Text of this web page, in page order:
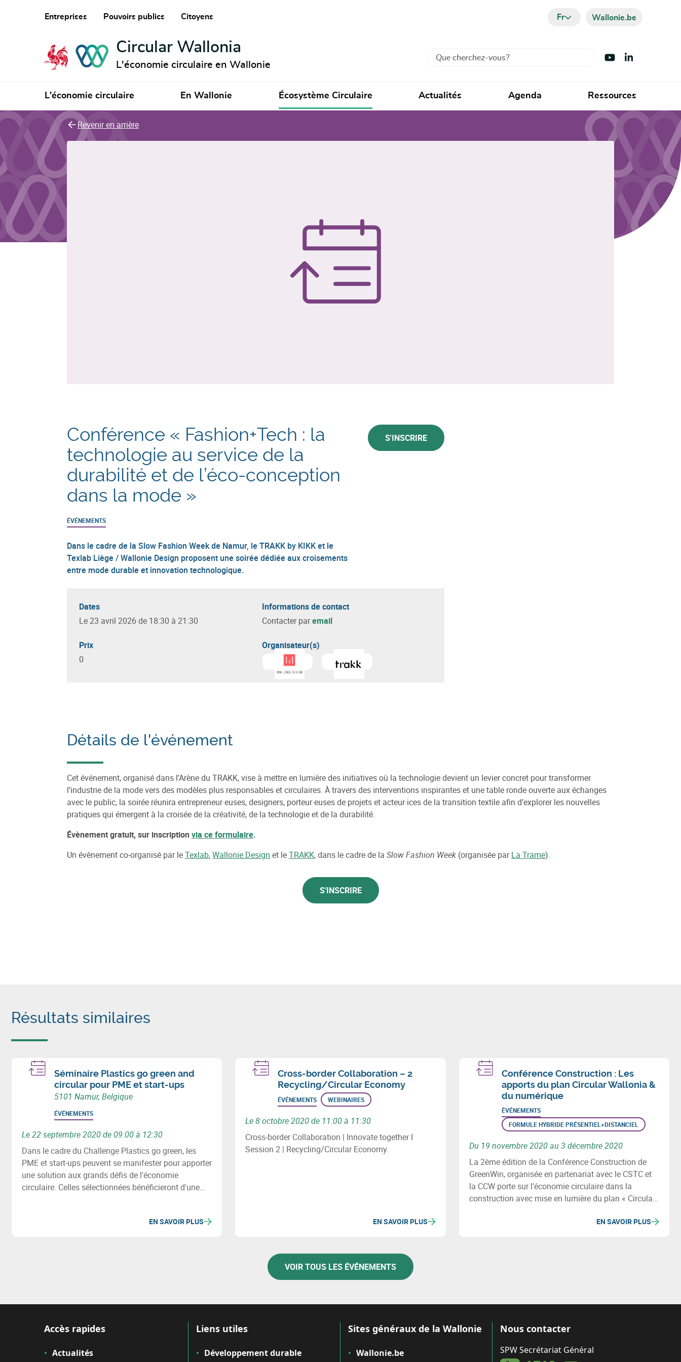
Entreprises Pouvoirs publics Citoyens Fr Wallonie.be
Circular Wallonia
L'économie circulaire en Wallonie
Rechercher Visiter Youtube
Visiter LinkedIn
L'économie circulaire En Wallonie Écosystème Circulaire Actualités Agenda Ressources
Revenir en arrière
Conférence « Fashion+Tech : la
technologie au service de la
durabilité et de l’éco-conception
dans la mode »
S'INSCRIRE
ÉVÉNEMENTS
Dans le cadre de la Slow Fashion Week de Namur, le TRAKK by KIKK et le
Texlab Liège / Wallonie Design proposent une soirée dédiée aux croisements
entre mode durable et innovation technologique.
Dates
Le 23 avril 2026 de 18:30 à 21:30
Informations de contact
Contacter par email
Prix
0
Organisateur(s)
En savoir plus sur
Wallonie Design
Détails de l'événement
Cet événement, organisé dans l’Arène du TRAKK, vise à mettre en lumière des initiatives où la technologie devient un levier concret pour transformer
l’industrie de la mode vers des modèles plus responsables et circulaires. À travers des interventions inspirantes et une table ronde ouverte aux échanges
avec le public, la soirée réunira entrepreneur·euses, designers, porteur·euses de projets et acteur·ices de la transition textile afin d’explorer les nouvelles
pratiques qui émergent à la croisée de la créativité, de la technologie et de la durabilité.
Évènement gratuit, sur inscription via ce formulaire.
Un évènement co-organisé par leTexlab,Wallonie Design et leTRAKK, dans le cadre de la Slow Fashion Week (organisée parLa Trame).
S'INSCRIRE
Résultats similaires
Séminaire Plastics go green and
circular pour PME et start-ups
5101 Namur, Belgique
ÉVÉNEMENTS
Le 22 septembre 2020 de 09:00 à 12:30
Dans le cadre du Challenge Plastics go green, les
PME et start-ups peuvent se manifester pour apporter
une solution aux grands défis de l'économie
circulaire. Celles sélectionnées bénéficieront d'une
EN SAVOIR PLUS
Cross-border Collaboration – 2
Recycling/Circular Economy
ÉVÉNEMENTS WEBINAIRES
Le 8 octobre 2020 de 11:00 à 11:30
Cross-border Collaboration | Innovate together I
Session 2 | Recycling/Circular Economy.
EN SAVOIR PLUS
Conférence Construction : Les
apports du plan Circular Wallonia &
du numérique
ÉVÉNEMENTS
FORMULE HYBRIDE PRÉSENTIEL+DISTANCIEL
Du 19 novembre 2020 au 3 décembre 2020
La 2ème édition de la Conférence Construction de
GreenWin, organisée en partenariat avec le CSTC et
la CCW porte sur l’économie circulaire dans la
construction avec mise en lumière du plan « Circular
de l’économie circulaire dans la construction.
EN SAVOIR PLUS
VOIR TOUS LES ÉVÉNEMENTS
Accès rapides
Actualités
Liens utiles
Développement durable
Sites généraux de la Wallonie
Wallonie.be
Nous contacter
SPW Secrétariat Général